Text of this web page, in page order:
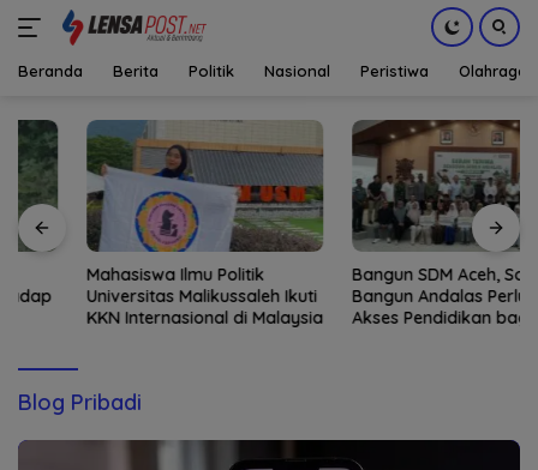
konten
Beranda Berita Politik Nasional Peristiwa Olahraga
Mahasiswa Ilmu Politik
Universitas Malikussaleh Ikuti
KKN Internasional di Malaysia
Bangun SDM Aceh, Solusi
Bangun Andalas Perluas
Akses Pendidikan bagi 5.500
Blog Pribadi